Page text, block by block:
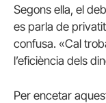
Segons ella, el
es parla de
confusa. «Cal
l’eficiència dels
Per encetar